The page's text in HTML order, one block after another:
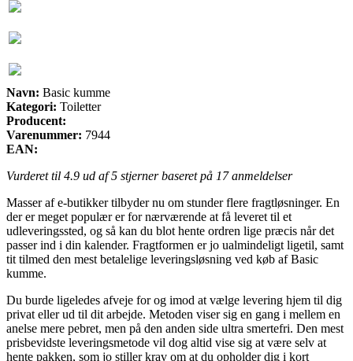
Navn: Basic kumme
Kategori: Toiletter
Producent:
Varenummer: 7944
EAN:
Vurderet til 4.9 ud af 5 stjerner baseret på 17anmeldelser
Masser af e-butikker tilbyder nu om stunder flere fragtløsninger. En
der er meget populær er for nærværende at få leveret til et
udleveringssted, og så kan du blot hente ordren lige præcis når det
passer ind i din kalender. Fragtformen er jo ualmindeligt ligetil, samt
tit tilmed den mest betalelige leveringsløsning ved køb af Basic
kumme.
Du burde ligeledes afveje for og imod at vælge levering hjem til dig
privat eller ud til dit arbejde. Metoden viser sig en gang i mellem en
anelse mere pebret, men på den anden side ultra smertefri. Den mest
prisbevidste leveringsmetode vil dog altid vise sig at være selv at
hente pakken, som jo stiller krav om at du opholder dig i kort